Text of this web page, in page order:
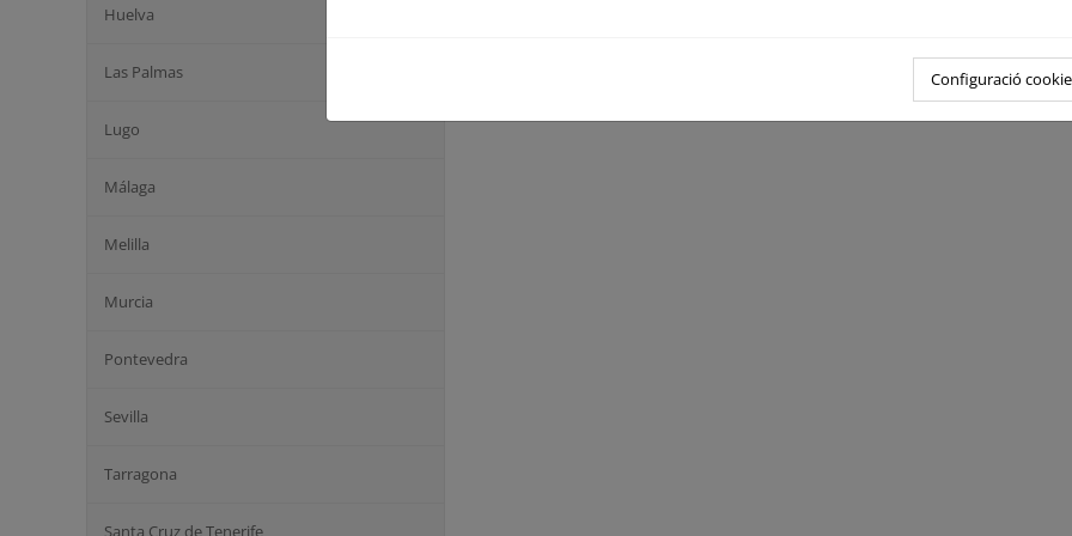
Huelva
Las Palmas
Lugo
Málaga
Melilla
Murcia
Pontevedra
Sevilla
Tarragona
Santa Cruz de Tenerife
Configuració